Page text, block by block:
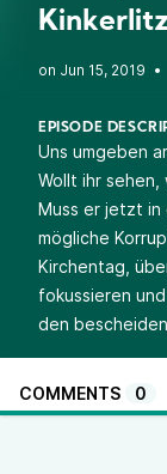
•
EPISODE
Uns umgeben
Wollt ihr sehen,
Muss er jetzt in
mögliche
Kirchentag,
fokussieren
den
COMMENTS 0